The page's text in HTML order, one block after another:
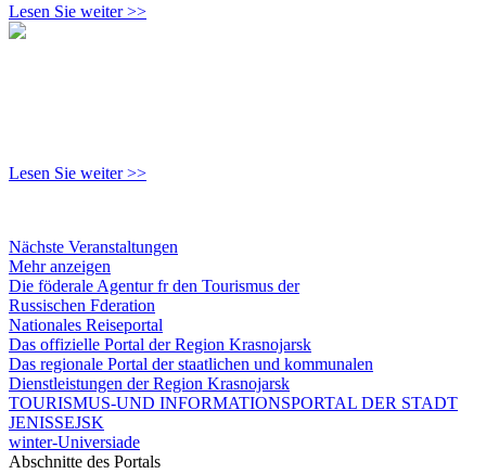
Lesen Sie weiter >>
Lesen Sie weiter >>
Nächste Veranstaltungen
Mehr anzeigen
Die föderale Agentur fr den Tourismus der
Russischen Fderation
Nationales Reiseportal
Das offizielle Portal der Region Krasnojarsk
Das regionale Portal der staatlichen und kommunalen
Dienstleistungen der Region Krasnojarsk
TOURISMUS-UND INFORMATIONSPORTAL DER STADT
JENISSEJSK
winter-Universiade
Abschnitte des Portals